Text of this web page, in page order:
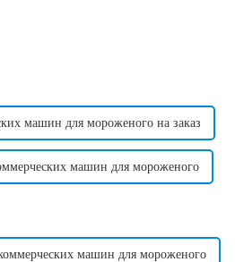
машин для мороженого на заказ
машин для мороженого
машин для мороженого